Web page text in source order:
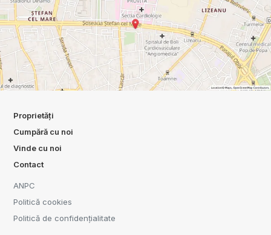
Proprietăți
Cumpără cu noi
Vinde cu noi
Contact
ANPC
Politică cookies
Politică de confidențialitate